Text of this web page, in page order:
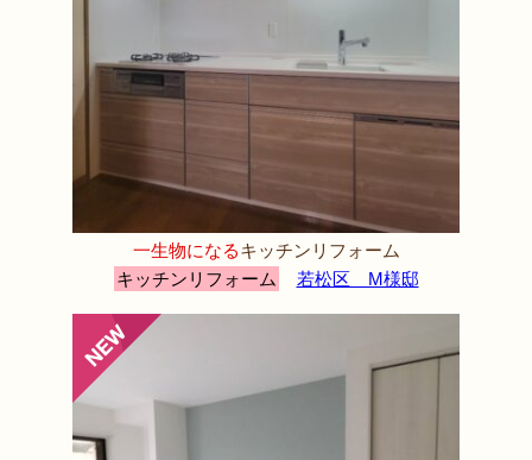
一生物になるキッチンリフォーム
キッチンリフォーム
若松区 M様邸